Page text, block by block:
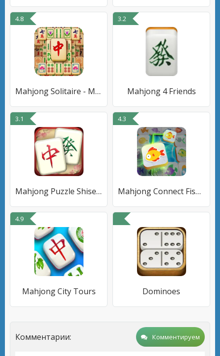
4.8
Mahjong Solitaire - Master
3.2
Mahjong 4 Friends
3.1
Mahjong Puzzle Shisensho
4.3
Mahjong Connect Fish World
4.9
Mahjong City Tours Dominoes
Комментарии: Комментируем